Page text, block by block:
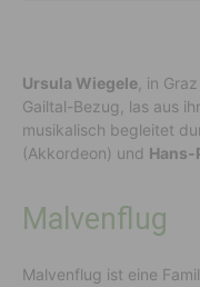
Ursula Wiegele , in
Gailtal-Bezug, las aus
musikalisch begleitet
(Akkordeon) und Hans-
Malvenflug
Malvenflug ist eine